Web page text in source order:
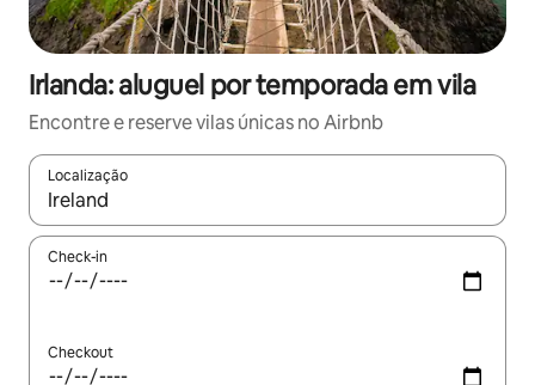
Irlanda: aluguel por temporada em vila
Encontre e reserve vilas únicas no Airbnb
Localização
Quando os resultados estiverem disponíveis, explore-os
Check-in
Checkout